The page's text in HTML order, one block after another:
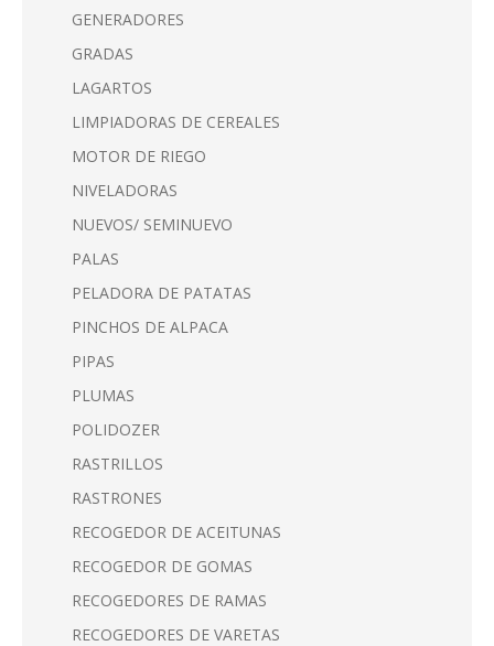
GENERADORES
GRADAS
LAGARTOS
LIMPIADORAS DE CEREALES
MOTOR DE RIEGO
NIVELADORAS
NUEVOS/ SEMINUEVO
PALAS
PELADORA DE PATATAS
PINCHOS DE ALPACA
PIPAS
PLUMAS
POLIDOZER
RASTRILLOS
RASTRONES
RECOGEDOR DE ACEITUNAS
RECOGEDOR DE GOMAS
RECOGEDORES DE RAMAS
RECOGEDORES DE VARETAS